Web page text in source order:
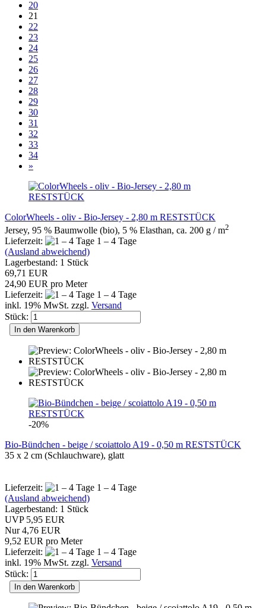
20
21
22
23
24
25
26
27
28
29
30
31
32
33
34
»
ColorWheels - oliv - Bio-Jersey - 2,80 m RESTSTÜCK
Jersey, 95 % Baumwolle (bio), 5 % Elasthan, ca. 200 g / m2
Lieferzeit:
1 – 4 Tage
(Ausland abweichend)
Lagerbestand: 1 Stück
69,71 EUR
24,90 EUR pro Meter
Lieferzeit:
1 – 4 Tage
inkl. 19% MwSt. zzgl. Versand
Stück:
In den Warenkorb
-20%
Bio-Bündchen - beige / scoiattolo A19 - 0,50 m RESTSTÜCK
35 x 2 cm (Schlauchware), glatt
Lieferzeit:
1 – 4 Tage
(Ausland abweichend)
Lagerbestand: 1 Stück
UVP 5,95 EUR
Nur 4,76 EUR
9,52 EUR pro Meter
Lieferzeit:
1 – 4 Tage
inkl. 19% MwSt. zzgl. Versand
Stück:
In den Warenkorb